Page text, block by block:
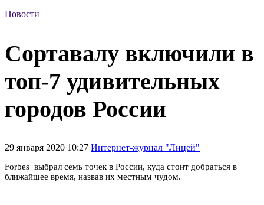
Новости
Сортавалу включили в
топ-7 удивительных
городов России
29 января 2020 10:27 Интернет-журнал "Лицей"
Forbes выбрал семь точек в России, куда стоит добраться в
ближайшее время, назвав их местным чудом.